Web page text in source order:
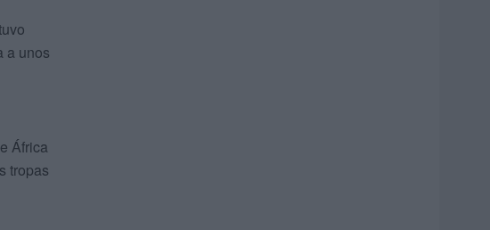
a unos
África
tropas